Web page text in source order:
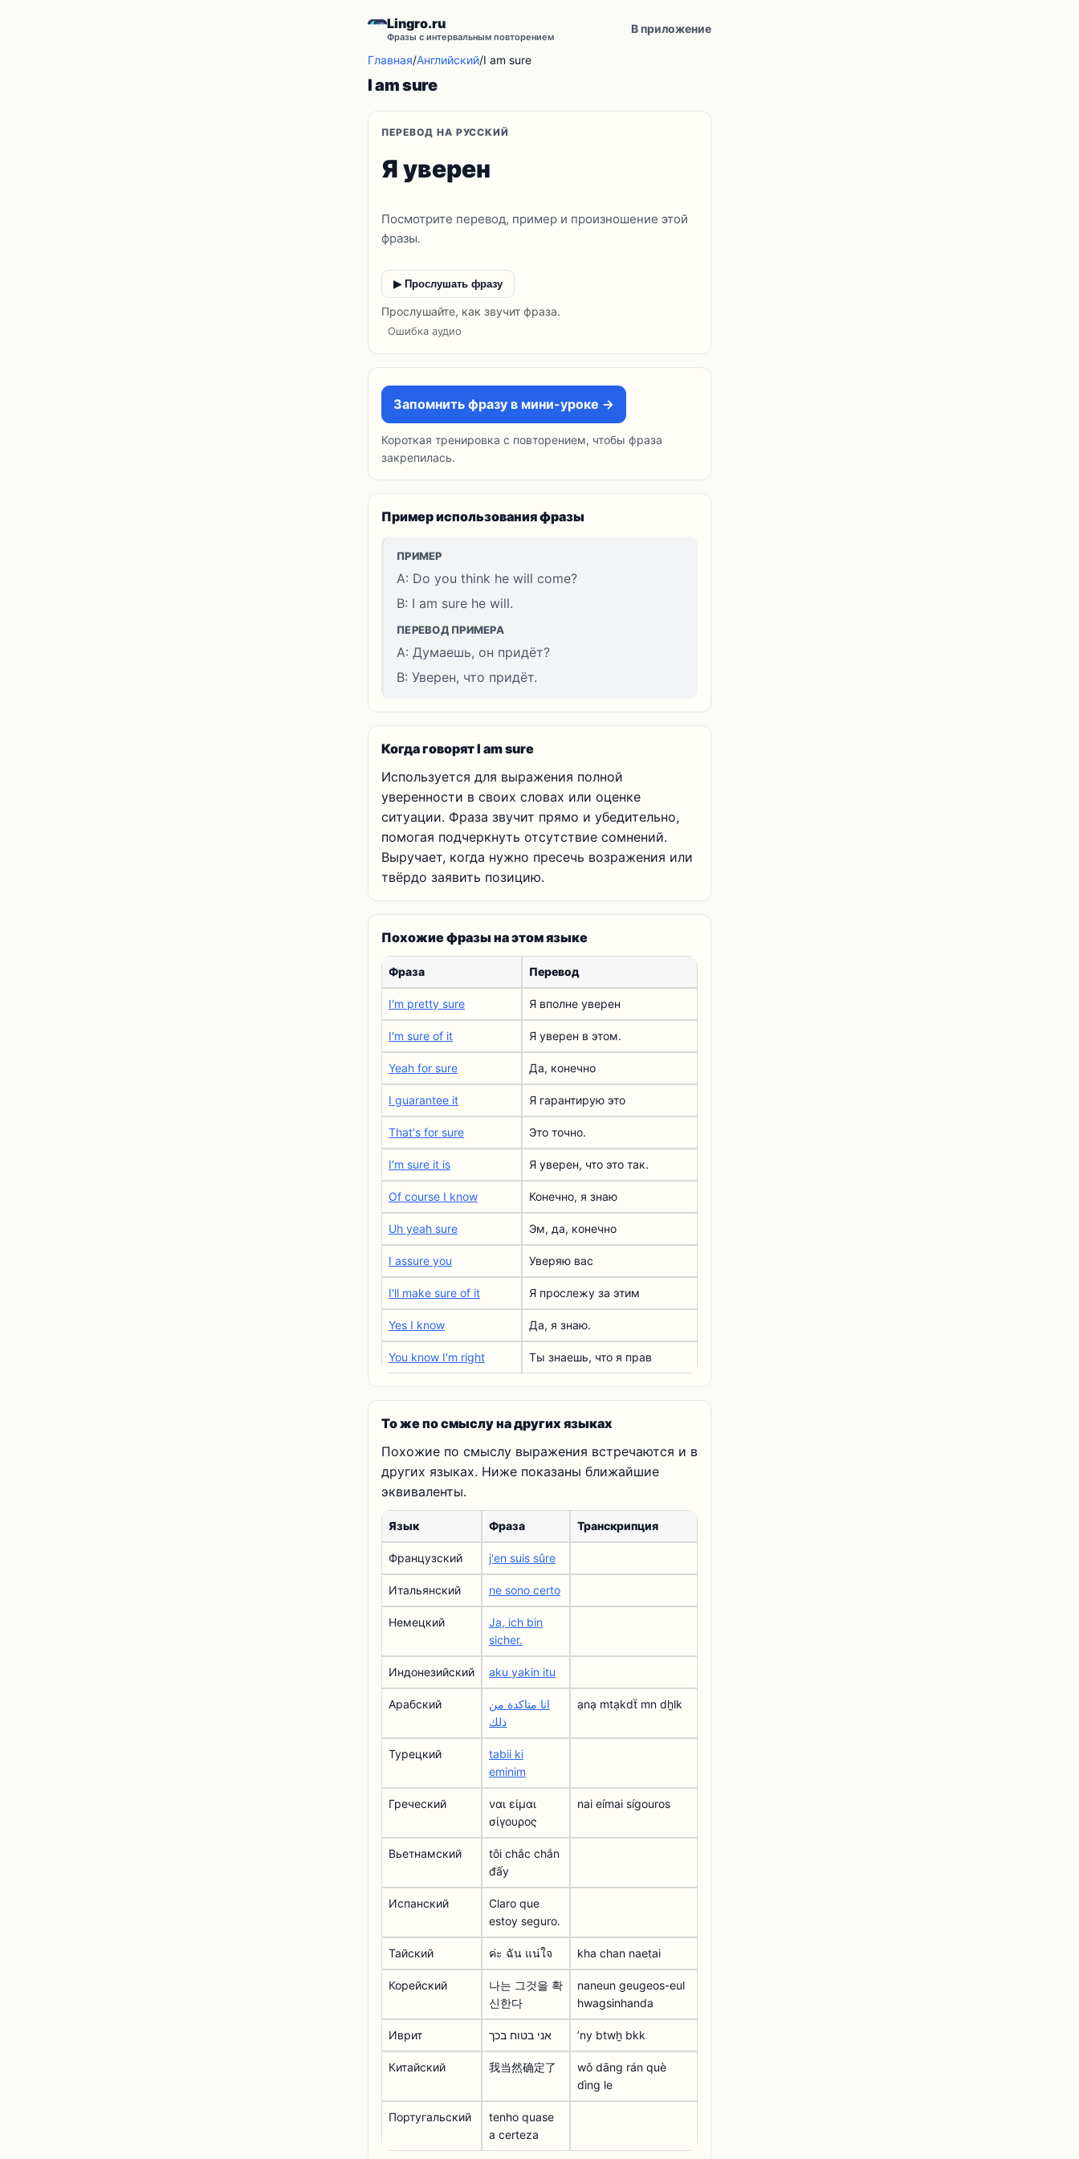
Lingro.ru
Фразы с интервальным повторением
В приложение
Главная/Английский/I am sure
I am sure
ПЕРЕВОД НА РУССКИЙ
Я уверен
Посмотрите перевод, пример и произношение этой
фразы.
▶ Прослушать фразу
Прослушайте, как звучит фраза.
Ошибка аудио
Запомнить фразу в мини-уроке →
Короткая тренировка с повторением, чтобы фраза
закрепилась.
Пример использования фразы
ПРИМЕР
A: Do you think he will come?
B: I am sure he will.
ПЕРЕВОД ПРИМЕРА
A: Думаешь, он придёт?
B: Уверен, что придёт.
Когда говорят I am sure
Используется для выражения полной
уверенности в своих словах или оценке
ситуации. Фраза звучит прямо и убедительно,
помогая подчеркнуть отсутствие сомнений.
Выручает, когда нужно пресечь возражения или
твёрдо заявить позицию.
Похожие фразы на этом языке
Фраза Перевод
I'm pretty sure Я вполне уверен
I'm sure of it Я уверен в этом.
Yeah for sure Да, конечно
I guarantee it Я гарантирую это
That's for sure Это точно.
I'm sure it is Я уверен, что это так.
Of course I know Конечно, я знаю
Uh yeah sure Эм, да, конечно
I assure you Уверяю вас
I'll make sure of it Я прослежу за этим
Yes I know Да, я знаю.
You know I'm right Ты знаешь, что я прав
То же по смыслу на других языках
Похожие по смыслу выражения встречаются и в
других языках. Ниже показаны ближайшие
эквиваленты.
Язык Фраза Транскрипция
Французский j'en suis sûre
Итальянский ne sono certo
Немецкий
Ja, ich bin
sicher.
Индонезийский aku yakin itu
Арабский
انا متاكدة من
ذلك
ạnạ mtạkdẗ mn dẖlk
Турецкий
tabii ki
eminim
Греческий
ναι είμαι
σίγουρος
nai eímai sígouros
Вьетнамский
tôi chắc chắn
đấy
Испанский
Claro que
estoy seguro.
Тайский ค่ะ ฉัน แน่ใจ kha chan naetai
Корейский
나는 그것을 확
신한다
naneun geugeos-eul
hwagsinhanda
Иврит אני בטוח בכך ʼny btwẖ bkk
Китайский 我当然确定了
wǒ dāng rán què
dìng le
Португальский
tenho quase
a certeza